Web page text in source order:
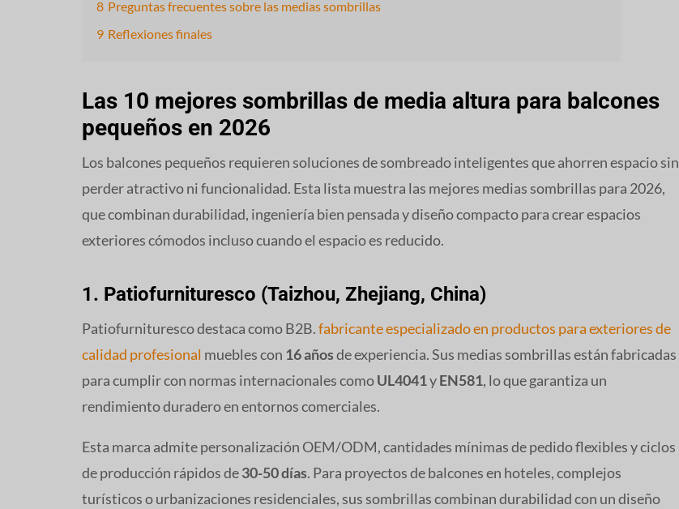
8 Preguntas frecuentes sobre las medias sombrillas
9 Reflexiones finales
Las 10 mejores sombrillas de media altura para balcones
pequeños en 2026
Los balcones pequeños requieren soluciones de sombreado inteligentes que ahorren espacio sin
perder atractivo ni funcionalidad. Esta lista muestra las mejores medias sombrillas para 2026,
que combinan durabilidad, ingeniería bien pensada y diseño compacto para crear espacios
exteriores cómodos incluso cuando el espacio es reducido.
1. Patiofurnituresco (Taizhou, Zhejiang, China)
Patiofurnituresco destaca como B2B.fabricante especializado en productos para exteriores de
calidad profesional muebles con 16 añosde experiencia. Sus medias sombrillas están fabricadas
para cumplir con normas internacionales comoUL4041yEN581, lo que garantiza un
rendimiento duradero en entornos comerciales.
Esta marca admite personalización OEM/ODM, cantidades mínimas de pedido flexibles y ciclos
de producción rápidos de30-50 días. Para proyectos de balcones en hoteles, complejos
turísticos o urbanizaciones residenciales, sus sombrillas combinan durabilidad con un diseño